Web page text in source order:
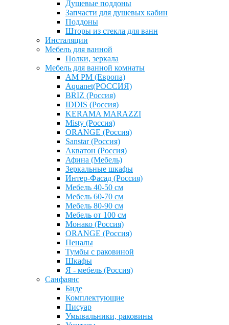
Душевые поддоны
Запчасти для душевых кабин
Поддоны
Шторы из стекла для ванн
Инсталяции
Мебель для ванной
Полки, зеркала
Мебель для ванной комнаты
AM PM (Европа)
Aquanet(РОССИЯ)
BRIZ (Россия)
IDDIS (Россия)
KERAMA MARAZZI
Misty (Россия)
ОRANGE (Россия)
Sanstar (Россия)
Акватон (Россия)
Афина (Мебель)
Зеркальные шкафы
Интер-Фасад (Россия)
Мебель 40-50 см
Мебель 60-70 см
Мебель 80-90 см
Мебель от 100 см
Монако (Россия)
ОRANGE (Россия)
Пеналы
Тумбы с раковиной
Шкафы
Я - мебель (Россия)
Санфаянс
Биде
Комплектующие
Писуар
Умывальники, раковины